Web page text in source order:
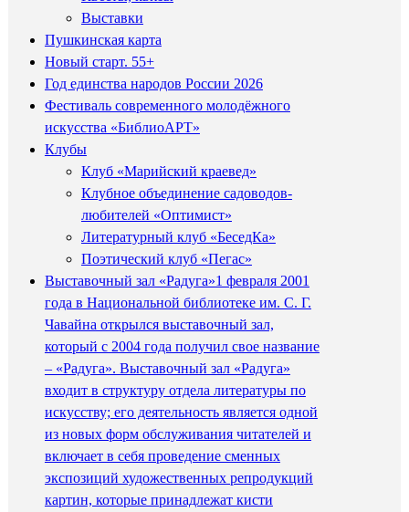
Выставки
Пушкинская карта
Новый старт. 55+
Год единства народов России 2026
Фестиваль современного молодёжного
искусства «БиблиоАРТ»
Клубы
Клуб «Марийский краевед»
Клубное объединение садоводов-
любителей «Оптимист»
Литературный клуб «БеседКа»
Поэтический клуб «Пегас»
Выставочный зал «Радуга»1 февраля 2001
года в Национальной библиотеке им. С. Г.
Чавайна открылся выставочный зал,
который с 2004 года получил свое название
– «Радуга». Выставочный зал «Радуга»
входит в структуру отдела литературы по
искусству; его деятельность является одной
из новых форм обслуживания читателей и
включает в себя проведение сменных
экспозиций художественных репродукций
картин, которые принадлежат кисти